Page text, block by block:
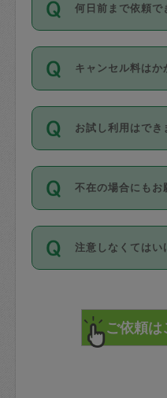
時間も被らない
社員など様々な
登録しています
日本語も話せる
ールに記載して
を依頼してくださ
確認しています
ング動画を使っ
現場トライアル
ジさんが活動さ
※テストセンター
参考
【詳細】
を通して成立し
適用されます。
です。作業中に
をさせたりした
す。
写真を撮り、
詳細FAQ：
損害
何日前まで依頼で
ご依頼は、現在
以降）の日時か
す。
タスカジさんへ
可能です。
キャンセル料はか
キャンセル料に
す。
1. 直前キャンセ
共通）
72時間を超える
料が発生します
直前キャンセル料
72時間前〜24
お試し利用はでき
「お試し利用」
せんが、「一回
とによって、気
まず、条件の合
みてください。
その後、一番気
不在の場合にもお
不在の場合の作
が必要です。数
ジさんと依頼者
てください。
不在時に部屋に
注意しなくてはい
で、必ず鍵のか
れて依頼者の責
けてください。